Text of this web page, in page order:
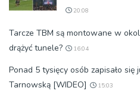
20:08
Tarcze TBM są montowane w
drążyć tunele?
16:04
Ponad 5 tysięcy osób zapisało się
Tarnowską [WIDEO]
15:03